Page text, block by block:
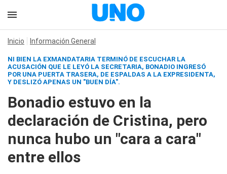
Inicio Información General
NI BIEN LA EXMANDATARIA TERMINÓ DE ESCUCHAR LA
ACUSACIÓN QUE LE LEYÓ LA SECRETARIA, BONADIO INGRESÓ
POR UNA PUERTA TRASERA, DE ESPALDAS A LA EXPRESIDENTA,
Y DESLIZÓ APENAS UN "BUEN DÍA".
Bonadio estuvo en la
declaración de Cristina, pero
nunca hubo un "cara a cara"
entre ellos